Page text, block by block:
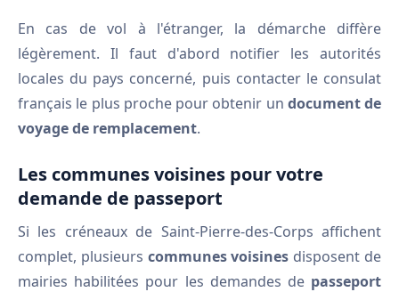
En cas de vol à l'étranger, la démarche diffère
légèrement. Il faut d'abord notifier les autorités
locales du pays concerné, puis contacter le consulat
français le plus proche pour obtenir un document de
voyage de remplacement.
Les communes voisines pour votre
demande de passeport
Si les créneaux de Saint-Pierre-des-Corps affichent
complet, plusieurs communes voisines disposent de
mairies habilitées pour les demandes de passeport